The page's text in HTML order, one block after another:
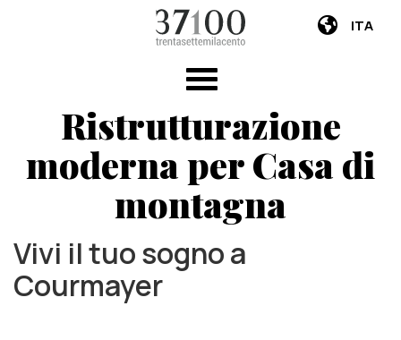
ITA
Ristrutturazione
moderna per Casa di
montagna
Vivi il tuo sogno a
Courmayer